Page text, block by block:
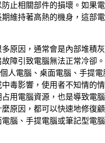
:
業維修
桌面機,手提
維修電腦
上門維修
止相關部件的損壞。如果
維持著高熱的機身，這部
原因，通常會是內部堆積
故障引致電腦無法正常冷卻
人電腦、桌面電腦、手提
毒影響，使用者不知情的
用電腦資源，也是導致電
麼原因，都可以快速地修復
電腦、手提電腦或筆記型電